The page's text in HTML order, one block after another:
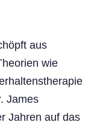
aus
wie
James
Jahren auf das